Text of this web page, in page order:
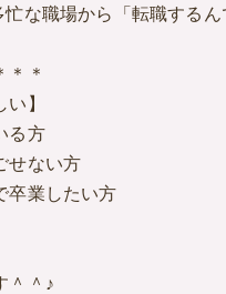
な職場から「転職する
＊＊
】
る方
せない方
卒業したい方
＾＾♪